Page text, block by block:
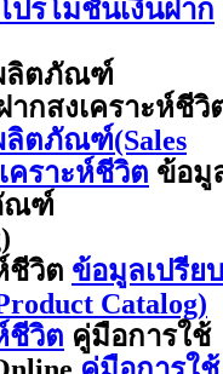
ปรโมชันเงินฝาก
ลิตภัณฑ์
ฝากสงเคราะห์ชีวิ
ตภัณฑ์(Sales
คราะห์ชีวิต ข้อมู
ณฑ์
ชีวิต ข้อมูลเปรียบ
Catalog)
ชีวิต คู่มือการใช้